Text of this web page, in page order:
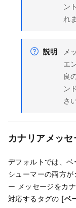
ン
れ
説明
メ
エ
良
ン
さ
カナリアメッ
デフォルトでは、
シューマーの両方
ー メッセージをカ
対応するタグの [ベ